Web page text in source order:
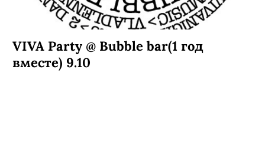
VIVA Party @ Bubble bar(1 год
вместе) 9.10